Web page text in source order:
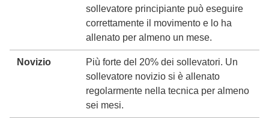
sollevatore principiante può eseguire
correttamente il movimento e lo ha
allenato per almeno un mese.
Novizio
Più forte del 20% dei sollevatori. Un
sollevatore novizio si è allenato
regolarmente nella tecnica per almeno
sei mesi.